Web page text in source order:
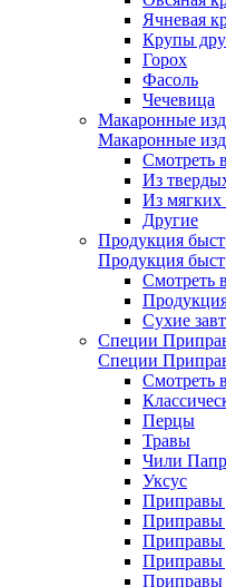
Ячневая
Крупы
Горох
Фасоль
Чечевица
Макаронные
Макаронные
Смотреть
Из
Из
Другие
Продукция
Продукция
Смотреть
Сухие
Специи
Специи
Смотреть
Перцы
Травы
Чили
Уксус
Приправы
Приправы
Приправы
Приправы
Приправы